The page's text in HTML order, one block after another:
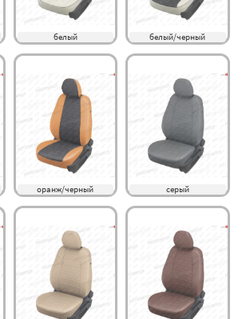
белый белый/черный
оранж/черный серый